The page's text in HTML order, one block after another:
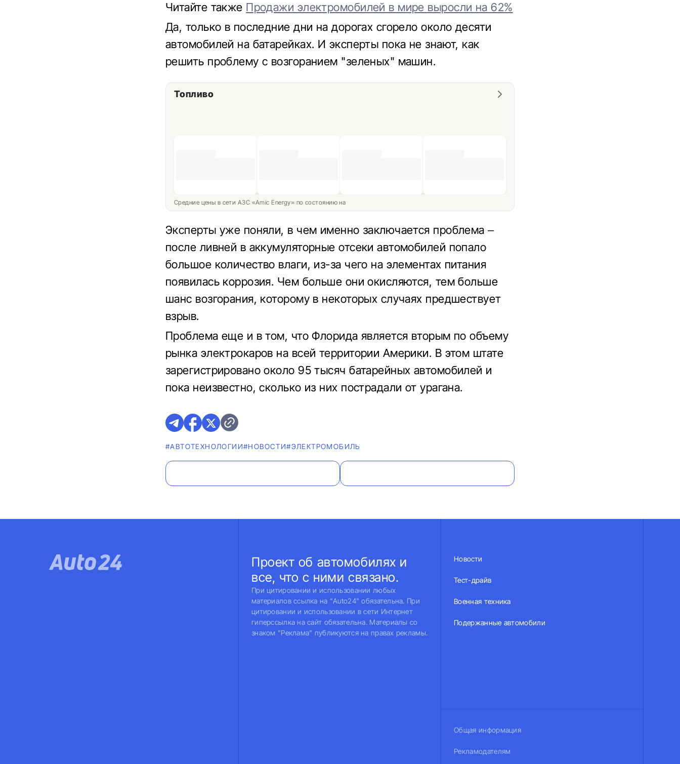
Читайте также Продажи электромобилей в мире выросли на 62%
Да, только в последние дни на дорогах сгорело около десяти
автомобилей на батарейках. И эксперты пока не знают, как
решить проблему с возгоранием "зеленых" машин.
Топливо
Средние цены в сети АЗС «Amic Energy» по состоянию на
Эксперты уже поняли, в чем именно заключается проблема –
после ливней в аккумуляторные отсеки автомобилей попало
большое количество влаги, из-за чего на элементах питания
появилась коррозия. Чем больше они окисляются, тем больше
шанс возгорания, которому в некоторых случаях предшествует
взрыв.
Проблема еще и в том, что Флорида является вторым по объему
рынка электрокаров на всей территории Америки. В этом штате
зарегистрировано около 95 тысяч батарейных автомобилей и
пока неизвестно, сколько из них пострадали от урагана.
#АВТОТЕХНОЛОГИИ#НОВОСТИ#ЭЛЕКТРОМОБИЛЬ
Проект об автомобилях и
все, что с ними связано.
При цитировании и использовании любых
материалов ссылка на "Auto24" обязательна. При
цитировании и использовании в сети Интернет
гиперссылка на сайт обязательна. Материалы со
знаком "Реклама" публикуются на правах рекламы.
Новости
Тест-драйв
Военная техника
Подержанные автомобили
Общая информация
Рекламодателям